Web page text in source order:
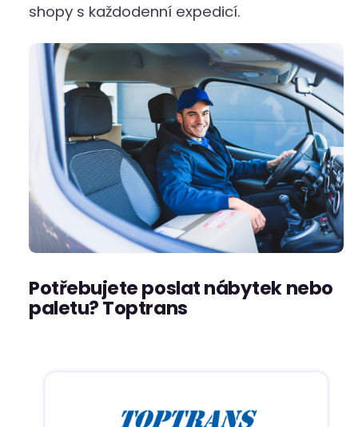
shopy s každodenní expedicí.
Potřebujete poslat nábytek nebo
paletu? Toptrans